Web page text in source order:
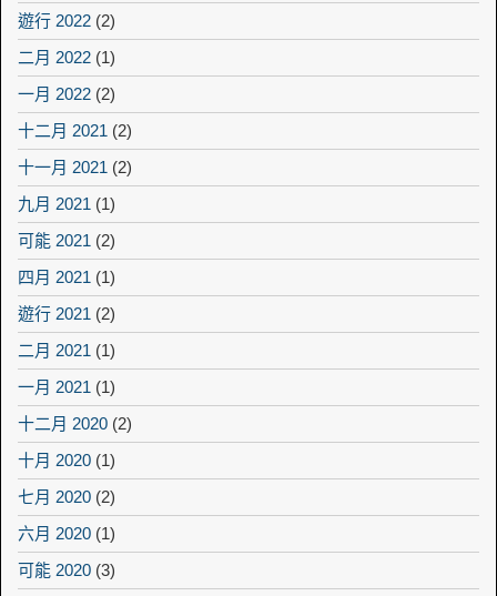
遊行 2022 (2)
二月 2022 (1)
一月 2022 (2)
十二月 2021 (2)
十一月 2021 (2)
九月 2021 (1)
可能 2021 (2)
四月 2021 (1)
遊行 2021 (2)
二月 2021 (1)
一月 2021 (1)
十二月 2020 (2)
十月 2020 (1)
七月 2020 (2)
六月 2020 (1)
可能 2020 (3)